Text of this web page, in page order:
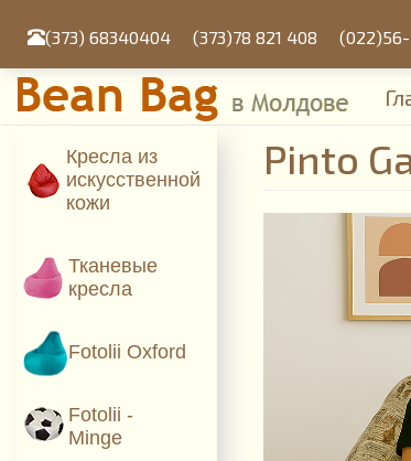
principal
(373) 68340404 (373)78 821 408
Кресла из
искусcтвенной
кожи
Тканевые
кресла
Fotolii Oxford
Fotolii -
Minge
Pinto